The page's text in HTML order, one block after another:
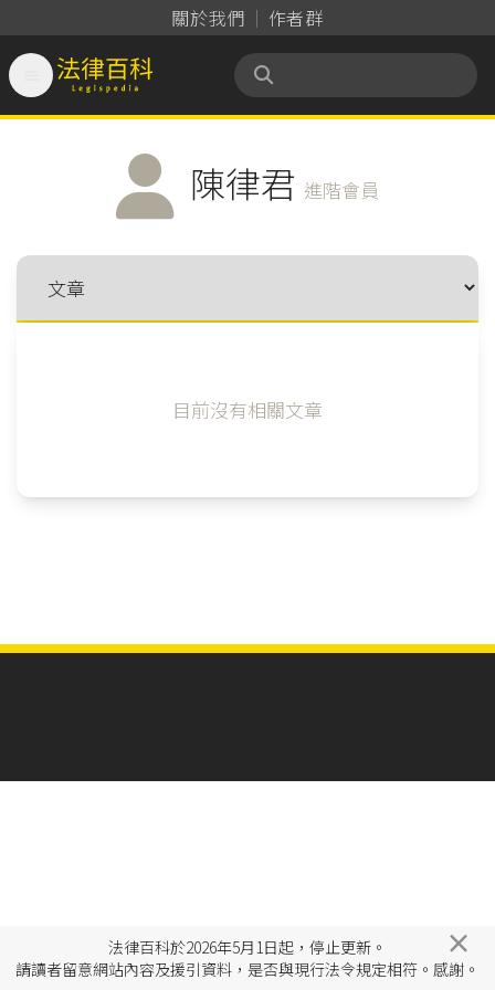
關於我們 作者群
法律百科 Legispedia
陳律君 進階會員
目前沒有相關文章
法律百科於2026年5月1日起，停止更新。
請讀者留意網站內容及援引資料，是否與現行法令規定相符。感謝。
×